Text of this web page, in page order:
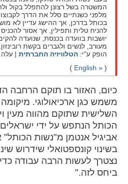
המשטרה בשל רצונן להתפלל בקול
מלפני כשנתיים סלל את הדרך
בכותל בדרכן, אך ההישג עדיין לא
להניח טלית ותפילין, אך אסור
יושבות בוועדה בכנסת, שנועדה
מעורב, לנשים ולגברים בקשת
הופק ע"י: הטלוויזיה החברתית| עלה ב: 04/
( English » )
כיום, האזור בו תוקם הרחבה
משמש כגן ארכיאולוגי.
השלישית שתוקם מהווה מעין
הכותל הנתפש על ידי
אביגיל אנטמן מ"נשות
בשינוי קונספטואלי שידרוש
נצטרך לעשות הרבה עבודה
ביחס לזה."